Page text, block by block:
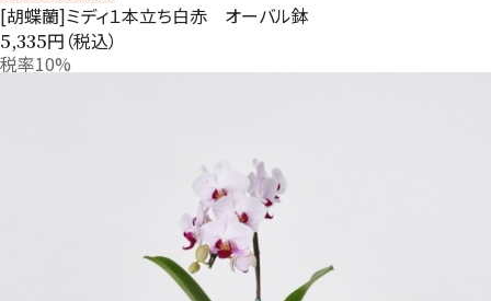
[胡蝶蘭]ミディ１本立ち白赤 オーバル鉢
5,335円（税込）
税率10%